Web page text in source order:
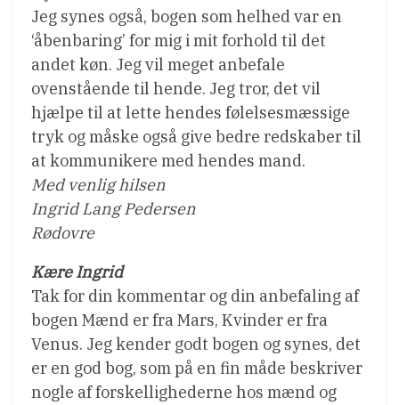
Jeg synes også, bogen som helhed var en
‘åbenbaring’ for mig i mit forhold til det
andet køn. Jeg vil meget anbefale
ovenstående til hende. Jeg tror, det vil
hjælpe til at lette hendes følelsesmæssige
tryk og måske også give bedre redskaber til
at kommunikere med hendes mand.
Med venlig hilsen
Ingrid Lang Pedersen
Rødovre
Kære Ingrid
Tak for din kommentar og din anbefaling af
bogen Mænd er fra Mars, Kvinder er fra
Venus. Jeg kender godt bogen og synes, det
er en god bog, som på en fin måde beskriver
nogle af forskellighederne hos mænd og